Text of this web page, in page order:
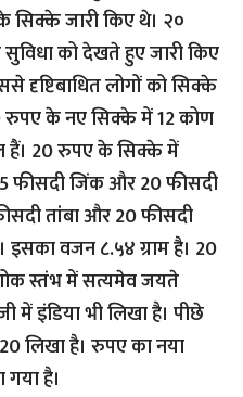
जारी किए थे। २०
सुविधा को देखते हुए जारी किए
दृष्टिबाधित लोगों को सिक्के
रुपए के नए सिक्के में 12 कोण
हैं। 20 रुपए के सिक्के में
15 फीसदी जिंक और 20 फीसदी
तांबा और 20 फीसदी
वजन ८.५४ ग्राम है। 20
स्तंभ में सत्यमेव जयते
में इंडिया भी लिखा है। पीछे
लिखा है। रुपए का नया
है।